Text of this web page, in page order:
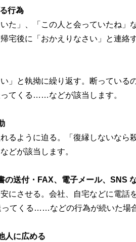
行為
た」、「この人と会っていたね」
宅後に「おかえりなさい」と連絡
」と執拗に繰り返す。断っている
てくる……などが該当します。
るように迫る。「復縁しないなら
どが該当します。
の送付・FAX、電子メール、SNS
にさせる。会社、自宅などに電話
てくる……などの行為が続いた場
人に広める